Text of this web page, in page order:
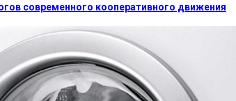
современного кооперативного движения